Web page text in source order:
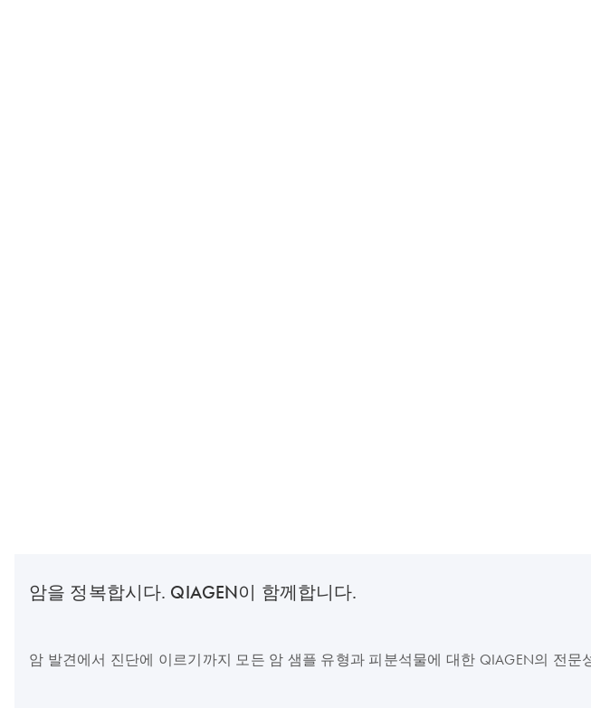
암을 정복합시다. QIAGEN이 함께합니다.
암 발견에서 진단에 이르기까지 모든 암 샘플 유형과 피분석물에 대한 QIAGEN의 전